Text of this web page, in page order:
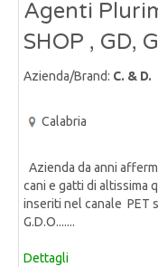
Agenti
SHOP , GD,
Azienda/Brand: C. & D.
Calabria
Azienda da anni
cani e gatti di altissima
inseriti nel canale PET
G.D.O.......
Dettagli